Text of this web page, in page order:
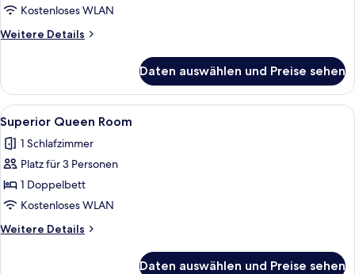
Room
anzeigen
Kostenloses WLAN
Weitere Details
Weitere
Twin
Room
Daten auswählen und Preise sehen
Alle
Fotos
für
Superior
Queen
Room
anzeigen
Ein Hotelzimmer mit Bett,
7
Superior Queen Room
1 Schlafzimmer
Platz für 3 Personen
1 Doppelbett
Kostenloses WLAN
Weitere Details
Weitere
Daten auswählen und Preise sehen